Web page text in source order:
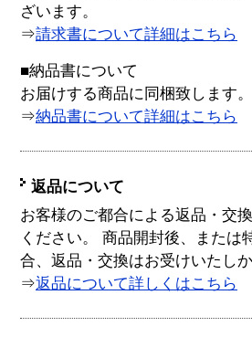
ざいます。
⇒請求書について詳細はこちら
■納品書について
お届けする商品に同梱致します。
⇒納品書について詳細はこちら
返品について
お客様のご都合による返品・交
ください。 商品開封後、または
合、返品・交換はお受けいたし
⇒返品について詳しくはこちら